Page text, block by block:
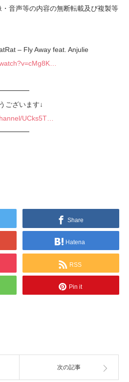
音声等の内容の無断転載及び複製等
– Fly Away feat. Anjulie
ございます↓
UCks5T…
Share
Hatena
RSS
Pin it
次の記事